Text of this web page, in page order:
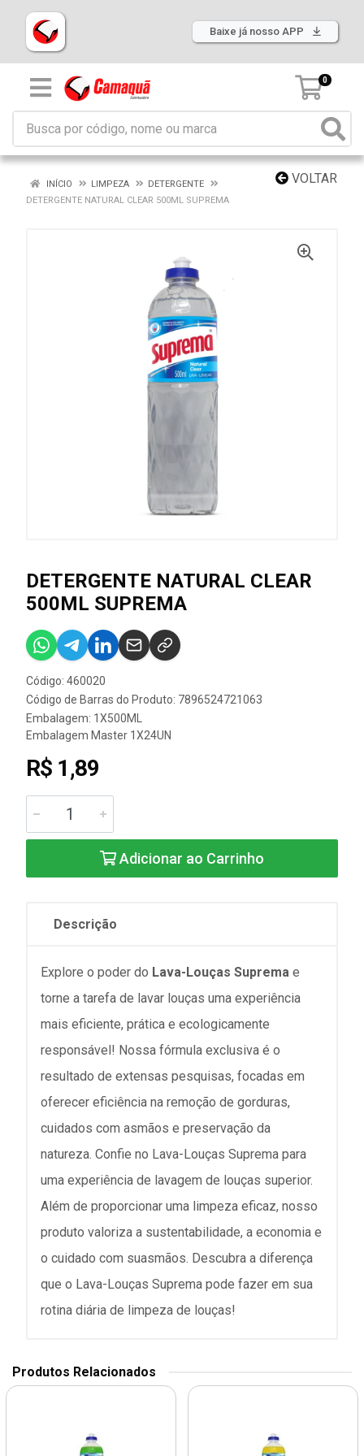
Baixe já nosso APP
0
VOLTAR
INÍCIO LIMPEZA
DETERGENTE
DETERGENTE NATURAL CLEAR 500ML SUPREMA
DETERGENTE NATURAL CLEAR
500ML SUPREMA
Código: 460020
Código de Barras do Produto: 7896524721063
Embalagem: 1X500ML
Embalagem Master 1X24UN
R$ 1,89
Adicionar ao Carrinho
Descrição
Explore o poder do Lava-Louças Suprema e
torne a tarefa de lavar louças uma experiência
mais eficiente, prática e ecologicamente
responsável! Nossa fórmula exclusiva é o
resultado de extensas pesquisas, focadas em
oferecer eficiência na remoção de gorduras,
cuidados com asmãos e preservação da
natureza. Confie no Lava-Louças Suprema para
uma experiência de lavagem de louças superior.
Além de proporcionar uma limpeza eficaz, nosso
produto valoriza a sustentabilidade, a economia e
o cuidado com suasmãos. Descubra a diferença
que o Lava-Louças Suprema pode fazer em sua
rotina diária de limpeza de louças!
Produtos Relacionados